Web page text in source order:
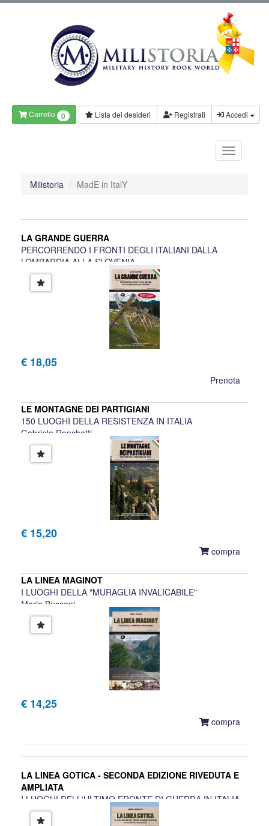
Carrello 0 Lista dei desideri Registrati Accedi
Milistoria MadE in ItalY
LA GRANDE GUERRA
PERCORRENDO I FRONTI DEGLI ITALIANI DALLA
LOMBARDIA ALLA SLOVENIA
Mario Bussoni
€ 18,05
Prenota
LE MONTAGNE DEI PARTIGIANI
150 LUOGHI DELLA RESISTENZA IN ITALIA
Gabriele Ronchetti
€ 15,20
compra
LA LINEA MAGINOT
I LUOGHI DELLA "MURAGLIA INVALICABILE"
Mario Bussoni
€ 14,25
compra
LA LINEA GOTICA - SECONDA EDIZIONE RIVEDUTA E
AMPLIATA
I LUOGHI DELL'ULTIMO FRONTE DI GUERRA IN ITALIA
Gabriele Ronchetti